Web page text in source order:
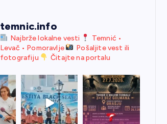
temnic.info
Najbrže lokalne vesti
Temnić •
Levač • Pomoravlje
Pošaljite vest ili
fotografiju
Čitajte na portalu